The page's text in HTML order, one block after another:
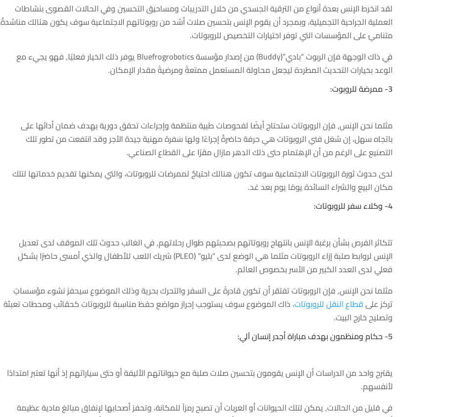
لقد انخرط الإنس بعدة أنواع من الترقية الجسدي من خلال التدريبات ومساحيق التحسين وفي الحالات القصوى بنشاطات
العملية الجراحية التجميلية، وبمجرد أن يقوم الإنس بتحسين صلات أشد من روبوتاتهم الاجتماعية سوف يكون هنالك مناشدةٌ
متناميٌ على المؤسسات التي توفر اختيارات التخصيص للروبوتات.
في ذاك الوجهة فإن الربوت “بادي”(Buddy) من إصدار مؤسسة Bluefrogrobotics يوفر ذلك الخيار فعليًا, فهو يجيء مع
الوعد بخيارات التحديث المطردة ليجعل محاولة المستعمل ممتعةً ومرضيةً مقدار الإمكان.
3- ممرضة للروبوت:
مثلما نحن الإنس, فإن الروبوتات ستحتاج أيضًا لفحوصات طبية منتظمة وإجراءات تحقق دورية بهدف ضمان أدائها على
باتجاه سهل، إن شغل فني الروبوتات هي حرفة حاضرةٌ إجراءًا ولها سَفرة مهنية جيدة الأجر وقد انتفعت من تطور تلك
التصنيع على الرغم من أن الإهتمام حتى ذلك الدهر مازال مقرًا على القطاع الصناعي.
لدى حدوث ثورة الروبوتات الاجتماعية سوف تكون هنالك احتياجٌ لممرضات للروبوتات، والتي يمكنها تقديم خدماتها لتلك
مكان البيع والشراء السائدة يومًا يوم بعد غد.
4- وكلاء سفر للروبوتات:
تتكاثر الفرص بشأن برغبة الإنس بانتهاج روبوتاتهم بصحبتهم طوال رحلاتهم, في الغالب حدوث تلك الموقف لدى تعديل
الإنس لروابط صلبة إزاء الروبوتات مثلما هي الوضع لدى “بليو” (PLEO) شريك اللعب للأطفال والذي أمسى حاضرًا بشكل
فعلي لدى العدد الكبير من الأسر بخصوص العالم.
مثلما نحن الإنس, فإن الروبوتات تفتقر أن تكون قادرةً على السفر والتحرك بحرية وذلك الموضوع سيحفز نشوء مؤسساتٍ
تركز علىقطاع النقل للروبوتات، ذاك الموضوع سوف يستوجب إحراز مواضع حفظ مناسِبة للروبوتات كحقائب ومحطات تعبئة
وتصليح خارج البيت.
5- حكام ومنظمون بهدف مباراة أجدر إنسان آلي:
يقترح واحد من الدراسات أن الإنس يقومون بتحسين صلات صلبة مع حيواناتهم الأليفة أو حتى سياراتهم إذ أنها تعتبر امتدادًا
لأنفسهم.
في قليل من الحالات, يمكن لتلك الحيوانات أو العربات أن تصبح رمزاً للمكانة، وتحفز أصحابها لإنفاق مبالغ مادية عظيمة